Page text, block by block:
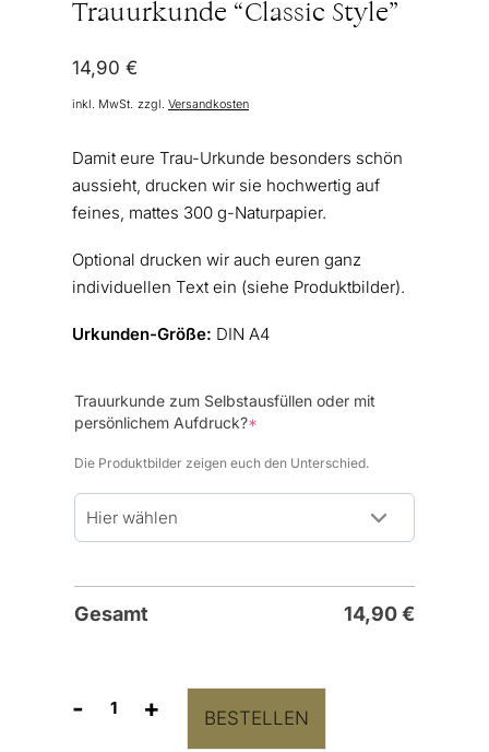
Trauurkunde “Classic Style”
14,90 €
inkl. MwSt. zzgl. Versandkosten
Damit eure Trau-Urkunde besonders schön
aussieht, drucken wir sie hochwertig auf
feines, mattes 300 g-Naturpapier.
Optional drucken wir auch euren ganz
individuellen Text ein (siehe Produktbilder).
Urkunden-Größe: DIN A4
Trauurkunde zum Selbstausfüllen oder mit
persönlichem Aufdruck?*(required)
Die Produktbilder zeigen euch den Unterschied.
Gesamt 14,90€
-
Trauurkunde
+ BESTELLEN